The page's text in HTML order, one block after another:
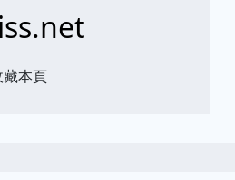
藏本頁